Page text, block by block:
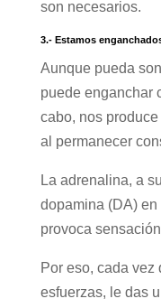
son necesarios.
3.- Estamos
Aunque pueda
puede enganchar
cabo, nos
al permanecer
La adrenalina, a
dopamina (DA)
provoca
Por eso, cada vez
esfuerzas, le das